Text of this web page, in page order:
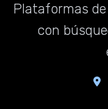
Plataformas
con